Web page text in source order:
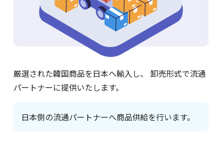
厳選された韓国商品を日本へ輸入し、 卸売形式で流通
パートナーに提供いたします。
日本側の流通パートナーへ商品供給を行います。